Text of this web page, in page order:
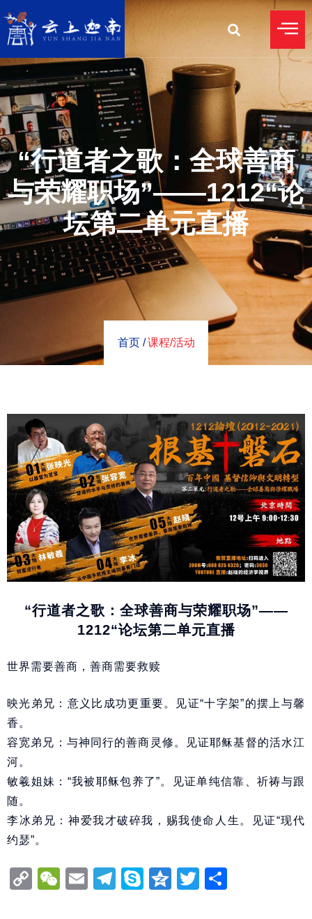
“行道者之歌：全球善商
与荣耀职场”——1212“论
坛第二单元直播
首页 / 课程/活动
“行道者之歌：全球善商与荣耀职场”——
1212“论坛第二单元直播
世界需要善商，善商需要救赎
映光弟兄：意义比成功更重要。见证“十字架”的摆上与馨
香。
容宽弟兄：与神同行的善商灵修。见证耶稣基督的活水江
河。
敏羲姐妹：“我被耶稣包养了”。见证单纯信靠、祈祷与跟
随。
李冰弟兄：神爱我才破碎我，赐我使命人生。见证“现代
约瑟”。
CopyWeChat
EmailTelegram
SkypeQzoneTwitter